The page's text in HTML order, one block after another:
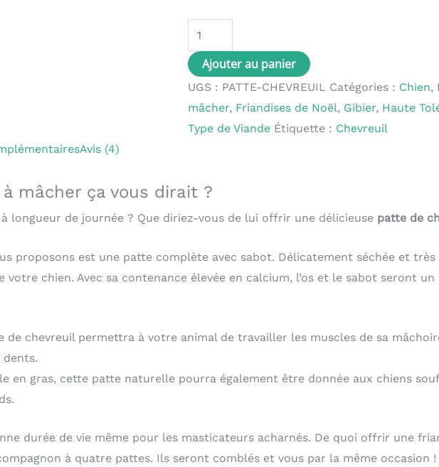
Ajouter au panier
UGS : PATTE-CHEVREUIL Catégories : Chien,
mâcher, Friandises de Noël, Gibier, Haute
Type de Viande Étiquette : Chevreuil
Avis (4)
mâcher ça vous dirait ?
longueur de journée ? Que diriez-vous de lui offrir une délicieuse patte de
proposons est une patte complète avec sabot. Délicatement séchée et
votre chien. Avec sa contenance élevée en calcium, l’os et le sabot seront
chevreuil permettra à votre animal de travailler les muscles de sa
en gras, cette patte naturelle pourra également être donnée aux chiens
durée de vie même pour les masticateurs acharnés. De quoi offrir une
à quatre pattes. Ils seront comblés et vous par la même occasion !